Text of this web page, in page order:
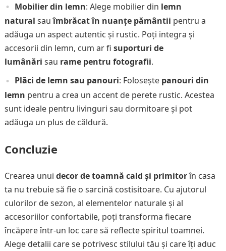
Mobilier din lemn: Alege mobilier din lemn
natural sauîmbrăcat în nuanțe pământii pentru a
adăuga un aspect autentic și rustic. Poți integra și
accesorii din lemn, cum ar fi suporturi de
lumânări sau rame pentru fotografii.
Plăci de lemn sau panouri: Folosește panouri din
lemn pentru a crea un accent de perete rustic. Acestea
sunt ideale pentru livinguri sau dormitoare și pot
adăuga un plus de căldură.
Concluzie
Crearea unui decor de toamnă cald și primitorîn casa
ta nu trebuie să fie o sarcină costisitoare. Cu ajutorul
culorilor de sezon, al elementelor naturale și al
accesoriilor confortabile, poți transforma fiecare
încăpere într-un loc care să reflecte spiritul toamnei.
Alege detalii care se potrivesc stilului tău și care îți aduc